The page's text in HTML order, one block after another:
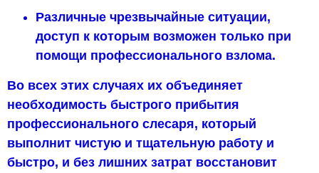
Различные чрезвычайные ситуации,
доступ к которым возможен только при
помощи профессионального взлома.
Во всех этих случаях их объединяет
необходимость быстрого прибытия
профессионального слесаря, который
выполнит чистую и тщательную работу и
быстро, и без лишних затрат восстановит